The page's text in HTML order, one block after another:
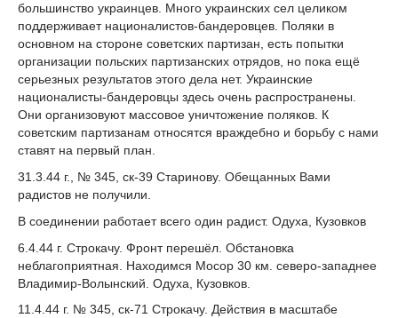
большинство украинцев. Много украинских сел целиком
поддерживает националистов-бандеровцев. Поляки в
основном на стороне советских партизан, есть попытки
организации польских партизанских отрядов, но пока ещё
серьезных результатов этого дела нет. Украинские
националисты-бандеровцы здесь очень распространены.
Они организовуют массовое уничтожение поляков. К
советским партизанам относятся враждебно и борьбу с нами
ставят на первый план.
31.3.44 г., № 345, ск-39 Старинову. Обещанных Вами
радистов не получили.
В соединении работает всего один радист. Одуха, Кузовков
6.4.44 г. Строкачу. Фронт перешёл. Обстановка
неблагоприятная. Находимся Мосор 30 км. северо-западнее
Владимир-Волынский. Одуха, Кузовков.
11.4.44 г. № 345, ск-71 Строкачу. Действия в масштабе